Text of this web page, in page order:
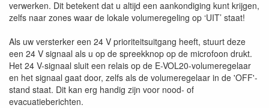
verwerken. Dit betekent dat u altijd een aankondiging kunt krijgen,
zelfs naar zones waar de lokale volumeregeling op ‘UIT’ staat!
Als uw versterker een 24 V prioriteitsuitgang heeft, stuurt deze
een 24 V signaal als u op de spreekknop op de microfoon drukt.
Het 24 V-signaal sluit een relais op de E-VOL20-volumeregelaar
en het signaal gaat door, zelfs als de volumeregelaar in de 'OFF'-
stand staat. Dit kan erg handig zijn voor nood- of
evacuatieberichten.